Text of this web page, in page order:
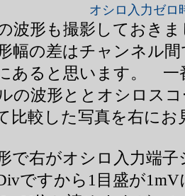
オシロ入力ゼロ
波形も撮影しておき
幅の差はチャンネル
あると思います。 一
の波形ととオシロス
比較した写真を右にお
で右がオシロ入力端
ですから1目盛が